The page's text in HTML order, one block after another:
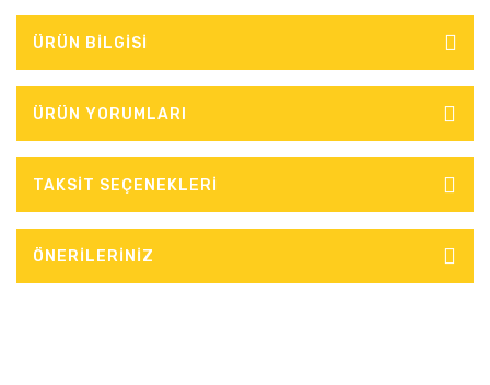
ÜRÜN BİLGİSİ
ÜRÜN YORUMLARI
TAKSİT SEÇENEKLERİ
ÖNERİLERİNİZ